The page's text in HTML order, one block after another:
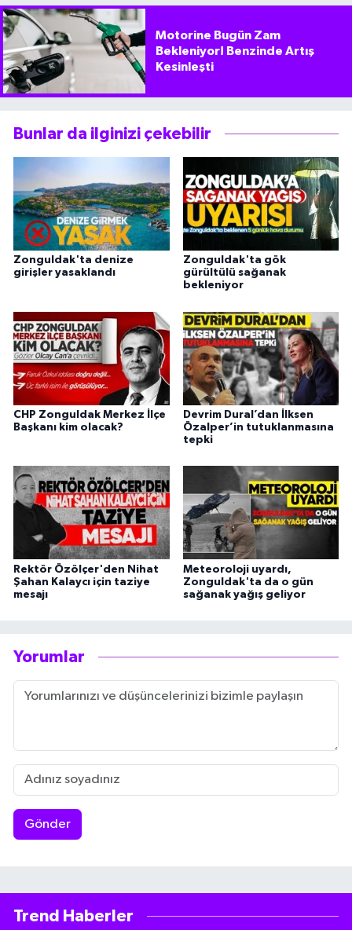
Motorine Bugün Zam
Bekleniyor! Benzinde Artış
Kesinleşti
Bunlar da ilginizi çekebilir
Zonguldak'ta denize
girişler yasaklandı
Zonguldak'ta gök
gürültülü sağanak
bekleniyor
CHP Zonguldak Merkez İlçe
Başkanı kim olacak?
Devrim Dural’dan İlksen
Özalper’in tutuklanmasına
tepki
Rektör Özölçer'den Nihat
Şahan Kalaycı için taziye
mesajı
Meteoroloji uyardı,
Zonguldak'ta da o gün
sağanak yağış geliyor
Yorumlar
Gönder
Trend Haberler